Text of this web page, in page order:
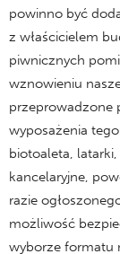
powinno być
z właścicielem
piwnicznych
wznowieniu
przeprowadzone
wyposażenia
biotoaleta,
kancelaryjne,
razie
możliwość
wyborze formatu